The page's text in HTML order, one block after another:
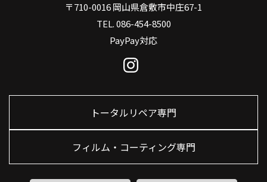
〒710-0016 岡山県倉敷市中庄67-1
TEL. 086-454-8500
PayPay対応
トータルリペア専門
フィルム・コーティング専門